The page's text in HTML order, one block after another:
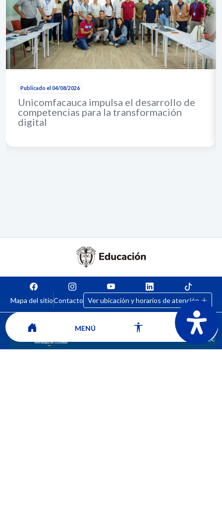
Publicado el 04/08/2026
Unicomfacauca impulsa el desarrollo de
competencias para la transformación
digital
Mapa del sitioContacto Ver ubicación y horarios de atención
MENÚ